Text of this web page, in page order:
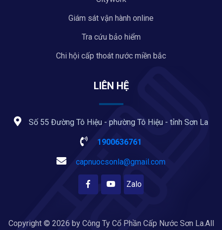
Giám sát vận hành online
Tra cứu bảo hiểm
Chi hội cấp thoát nước miền bắc
LIÊN HỆ
Số 55 Đường Tô Hiệu - phường Tô Hiệu - tỉnh Sơn La
1900636761
capnuocsonla@gmail.com
Zalo
Copyright © 2026 by Công Ty Cổ Phần Cấp Nước Sơn La.All